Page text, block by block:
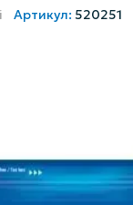
Артикул: 520251